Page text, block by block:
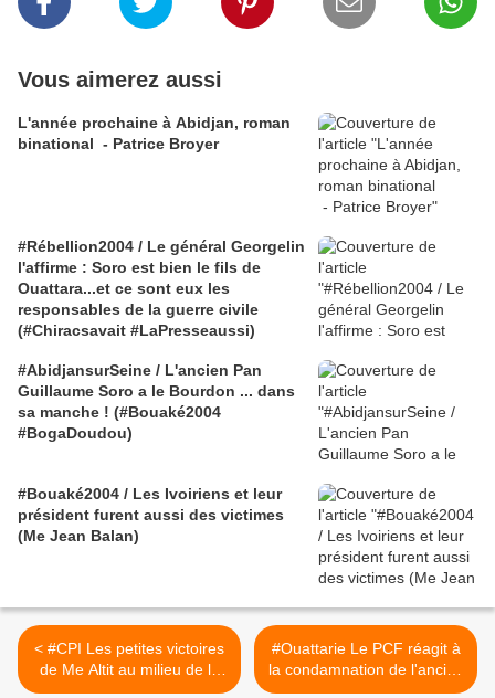
Vous aimerez aussi
L'année prochaine à Abidjan, roman
binational - Patrice Broyer
#Rébellion2004 / Le général Georgelin
l'affirme : Soro est bien le fils de
Ouattara...et ce sont eux les
responsables de la guerre civile
(#Chiracsavait #LaPresseaussi)
#AbidjansurSeine / L'ancien Pan
Guillaume Soro a le Bourdon ... dans
sa manche ! (#Bouaké2004
#BogaDoudou)
#Bouaké2004 / Les Ivoiriens et leur
président furent aussi des victimes
(Me Jean Balan)
< #CPI Les petites victoires
de Me Altit au milieu de la
grande défaite qu'est le
#Ouattarie Le PCF réagit à
la condamnation de l'ancien
ministre Assoa Adou >